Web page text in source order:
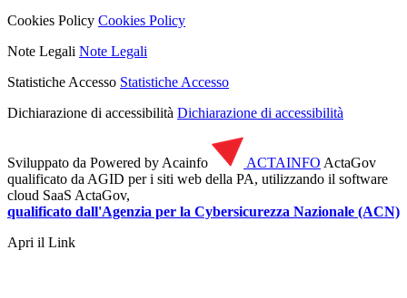
Cookies Policy Cookies Policy
Note Legali Note Legali
Statistiche Accesso Statistiche Accesso
Dichiarazione di accessibilità Dichiarazione di accessibilità
Sviluppato da Powered by Acainfo ACTAINFO ActaGov
qualificato da AGID per i siti web della PA, utilizzando il software
cloud SaaS ActaGov,
qualificato dall'Agenzia per la Cybersicurezza Nazionale (ACN)
Apri il Link